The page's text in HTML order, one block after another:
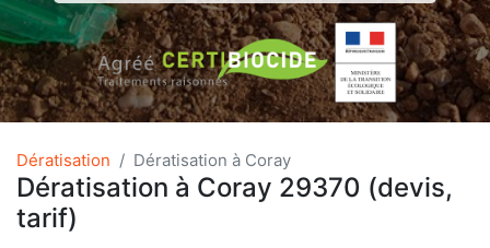
Dératisation Dératisation à Coray
Dératisation à Coray 29370 (devis,
tarif)